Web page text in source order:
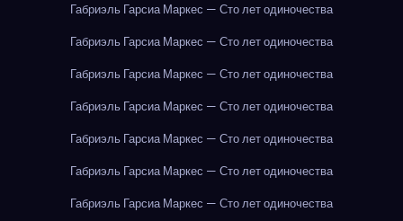
Габриэль Гарсиа Маркес — Сто лет одиночества
Габриэль Гарсиа Маркес — Сто лет одиночества
Габриэль Гарсиа Маркес — Сто лет одиночества
Габриэль Гарсиа Маркес — Сто лет одиночества
Габриэль Гарсиа Маркес — Сто лет одиночества
Габриэль Гарсиа Маркес — Сто лет одиночества
Габриэль Гарсиа Маркес — Сто лет одиночества